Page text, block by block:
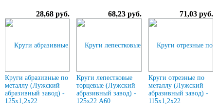
28,68 руб. 68,23 руб. 71,03 руб.
Круги абразивные по
металлу (Лужский
абразивный завод) -
125х1,2х22
Круги лепестковые
торцевые (Лужский
абразивный завод) -
125х22 А60
Круги отрезные по
металлу (Лужский
абразивный завод) -
115х1,2х22